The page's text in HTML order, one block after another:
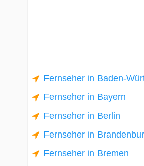
Fernseher in Baden-
Fernseher in Bayern
Fernseher in Berlin
Fernseher in
Fernseher in Bremen